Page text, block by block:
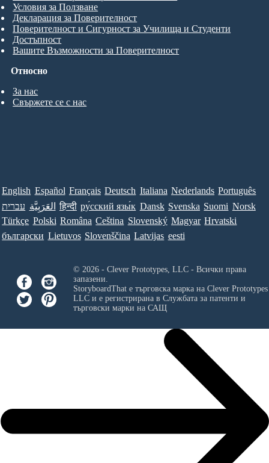
Относно
За нас
Свържете се с нас
Условия за Ползване
Декларация за Поверителност
Поверителност и Сигурност за Училища и Студенти
Достъпност
Вашите Възможности за Поверителност
English Español Français Deutsch Italiana Nederlands Português
עברית العَرَبِيَّة हिन्दी ру́сский язы́к Dansk Svenska Suomi Norsk
Türkçe Polski Româna Ceština Slovenský Magyar Hrvatski
български Lietuvos Slovenščina Latvijas eesti
© 2026 - Clever Prototypes, LLC - Всички права
запазени.
StoryboardThat е търговска марка на Clever
LLCи е регистрирана в Службата за патенти и
търговски марки на САЩ